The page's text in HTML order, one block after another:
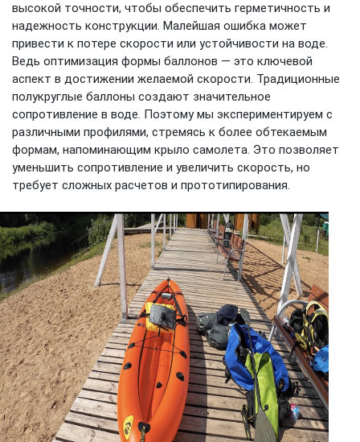
высокой точности, чтобы обеспечить герметичность и
надежность конструкции. Малейшая ошибка может
привести к потере скорости или устойчивости на воде.
Ведь оптимизация формы баллонов — это ключевой
аспект в достижении желаемой скорости. Традиционные
полукруглые баллоны создают значительное
сопротивление в воде. Поэтому мы экспериментируем с
различными профилями, стремясь к более обтекаемым
формам, напоминающим крыло самолета. Это позволяет
уменьшить сопротивление и увеличить скорость, но
требует сложных расчетов и прототипирования.